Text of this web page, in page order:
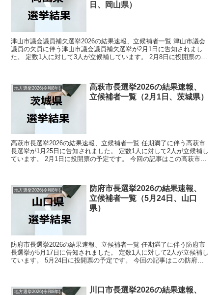
日、岡山県）
津山市議会議員補欠選挙2026の結果速報、立候補者一覧 津山市議会
議員の欠員に伴う津山市議会議員補欠選挙が2月1日に告知されまし
た。 定数1人に対して3人が立候補しています。 2月8日に投開票の予
地方選挙2026(令和8年)
高萩市長選挙2026の結果速報、
立候補者一覧（2月1日、茨城県）
高萩市長選挙2026の結果速報、立候補者一覧 任期満了に伴う高萩市
長選挙が1月25日に告知されました。 定数1人に対して2人が立候補し
ています。 2月1日に投開票の予定です。 今回の記事はこの高萩市長
地方選挙2026(令和8年)
防府市長選挙2026の結果速報、
立候補者一覧（5月24日、山口
県）
防府市長選挙2026の結果速報、立候補者一覧 任期満了に伴う防府市
長選挙が5月17日に告知されました。 定数1人に対して2人が立候補し
ています。 5月24日に投開票の予定です。 今回の記事はこの防府市
地方選挙2026(令和8年)
川口市長選挙2026の結果速報、